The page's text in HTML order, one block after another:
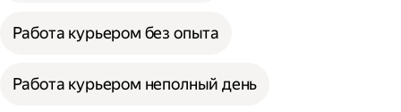
Работа курьером без опыта
Работа курьером неполный день